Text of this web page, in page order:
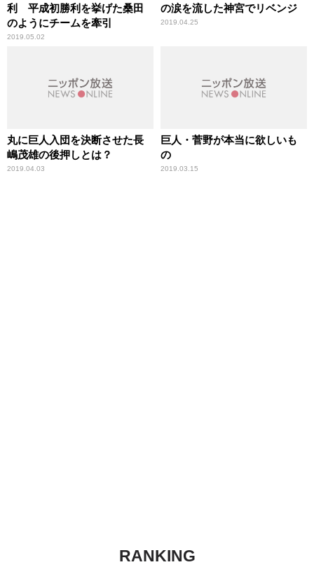
利 平成初勝利を挙げた桑田
のようにチームを牽引
2019.05.02
の涙を流した神宮でリベンジ
2019.04.25
丸に巨人入団を決断させた長
嶋茂雄の後押しとは？
2019.04.03
巨人・菅野が本当に欲しいも
の
2019.03.15
RANKING